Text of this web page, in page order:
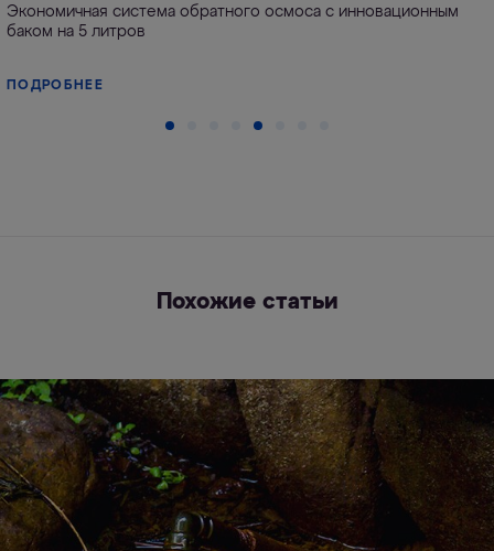
Экономичная система обратного осмоса с инновационным
баком на 5 литров
ПОДРОБНЕЕ
Похожие статьи